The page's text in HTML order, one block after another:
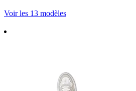
Voir les 13 modèles